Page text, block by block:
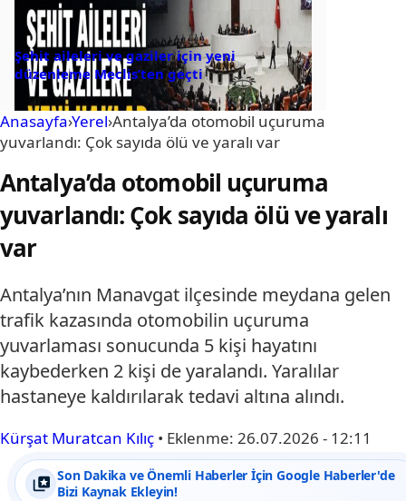
Şehit aileleri ve gaziler için yeni
düzenleme Meclis’ten geçti
Anasayfa›Yerel›Antalya’da otomobil uçuruma
yuvarlandı: Çok sayıda ölü ve yaralı var
Antalya’da otomobil uçuruma
yuvarlandı: Çok sayıda ölü ve yaralı
var
Antalya’nın Manavgat ilçesinde meydana gelen
trafik kazasında otomobilin uçuruma
yuvarlaması sonucunda 5 kişi hayatını
kaybederken 2 kişi de yaralandı. Yaralılar
hastaneye kaldırılarak tedavi altına alındı.
Kürşat Muratcan Kılıç • Eklenme: 26.07.2026 - 12:11
Son Dakika ve Önemli Haberler İçin Google Haberler'de
Bizi Kaynak Ekleyin!